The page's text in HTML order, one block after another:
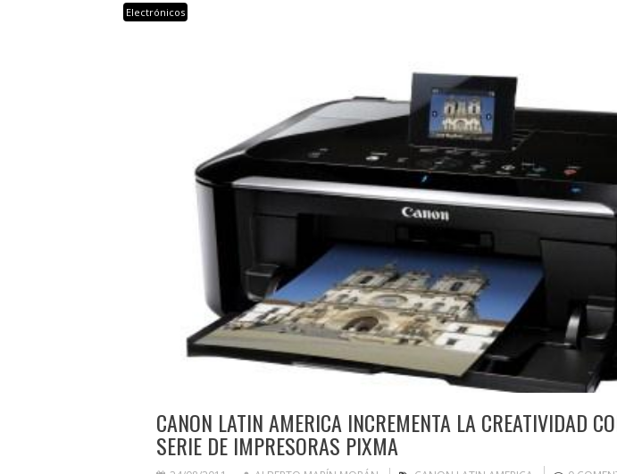
Electrónicos
CANON LATIN AMERICA INCREMENTA LA CREATIVIDAD
SERIE DE IMPRESORAS PIXMA